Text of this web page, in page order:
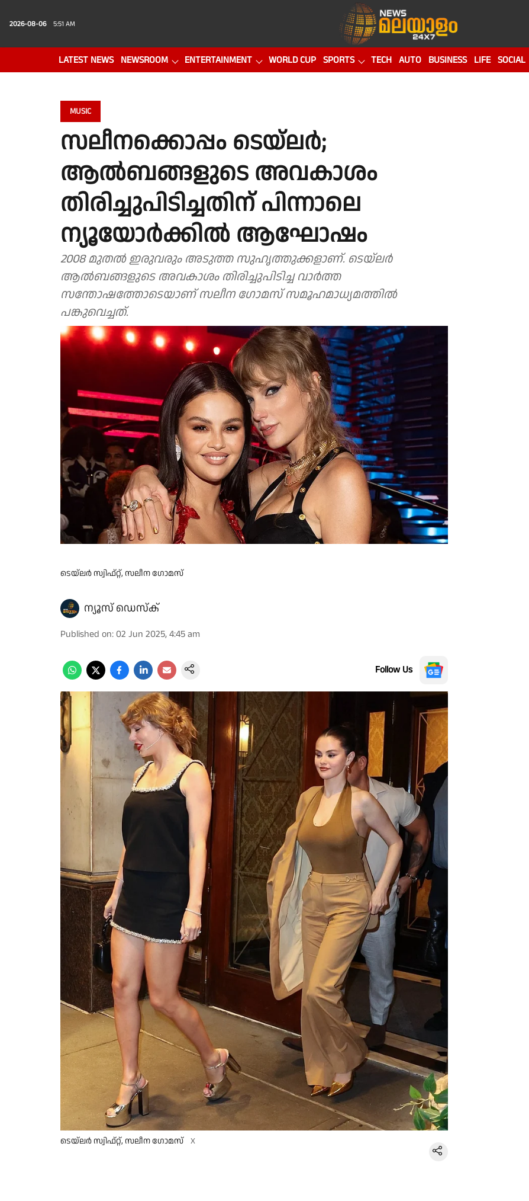
2026-08-06 5:51 AM
LATEST NEWS NEWSROOM ENTERTAINMENT WORLD CUP SPORTS TECH AUTO BUSINESS LIFE SOCIAL
MUSIC
സലീനക്കൊപ്പം ടെയ്‌ലര്‍;
ആല്‍ബങ്ങളുടെ അവകാശം
തിരിച്ചുപിടിച്ചതിന് പിന്നാലെ
ന്യൂയോര്‍ക്കില്‍ ആഘോഷം
2008 മുതല്‍ ഇരുവരും അടുത്ത സുഹൃത്തുക്കളാണ്. ടെയ്‌ലര്‍
ആല്‍ബങ്ങളുടെ അവകാശം തിരിച്ചുപിടിച്ച വാര്‍ത്ത
സന്തോഷത്തോടെയാണ് സലീന ഗോമസ് സമൂഹമാധ്യമത്തില്‍
പങ്കുവെച്ചത്.
ടെയ്‌ലര്‍ സ്വിഫ്റ്റ്, സലീന ഗോമസ്
ന്യൂസ് ഡെസ്ക്
Published on: 02 Jun 2025, 4:45 am
Follow Us
ടെയ്‌ലര്‍ സ്വിഫ്റ്റ്, സലീന ഗോമസ് X